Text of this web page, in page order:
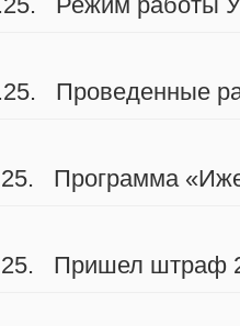
Проведенные
Программа
Пришел штраф